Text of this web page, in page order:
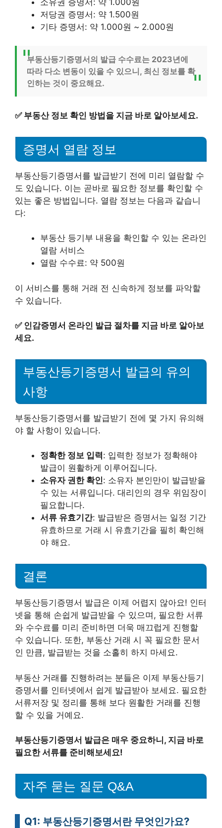
저당권 증명서: 약 1.500원
기타 증명서: 약 1.000원 ~ 2.000원
부동산등기증명서의 발급 수수료는 2023년에
따라 다소 변동이 있을 수 있으니, 최신 정보를 확
인하는 것이 중요해요.
✅ 부동산 정보 확인 방법을 지금 바로 알아보세요.
증명서 열람 정보
부동산등기증명서를 발급받기 전에 미리 열람할 수
도 있습니다. 이는 곧바로 필요한 정보를 확인할 수
있는 좋은 방법입니다. 열람 정보는 다음과 같습니
다:
부동산 등기부 내용을 확인할 수 있는 온라인
열람 서비스
열람 수수료: 약 500원
이 서비스를 통해 거래 전 신속하게 정보를 파악할
수 있습니다.
✅ 인감증명서 온라인 발급 절차를 지금 바로 알아보
세요.
부동산등기증명서 발급의 유의
사항
부동산등기증명서를 발급받기 전에 몇 가지 유의해
야 할 사항이 있습니다.
정확한 정보 입력: 입력한 정보가 정확해야
발급이 원활하게 이루어집니다.
소유자 권한 확인: 소유자 본인만이 발급받을
수 있는 서류입니다. 대리인의 경우 위임장이
필요합니다.
서류 유효기간: 발급받은 증명서는 일정 기간
유효하므로 거래 시 유효기간을 필히 확인해
야 해요.
결론
부동산등기증명서 발급은 이제 어렵지 않아요! 인터
넷을 통해 손쉽게 발급받을 수 있으며, 필요한 서류
와 수수료를 미리 준비하면 더욱 매끄럽게 진행할
수 있습니다. 또한, 부동산 거래 시 꼭 필요한 문서
인 만큼, 발급받는 것을 소홀히 하지 마세요.
부동산 거래를 진행하려는 분들은 이제 부동산등기
증명서를 인터넷에서 쉽게 발급받아 보세요. 필요한
서류저장 및 정리를 통해 보다 원활한 거래를 진행
할 수 있을 거예요.
부동산등기증명서 발급은 매우 중요하니, 지금 바로
필요한 서류를 준비해보세요!
자주 묻는 질문 Q&A
Q1: 부동산등기증명서란 무엇인가요?